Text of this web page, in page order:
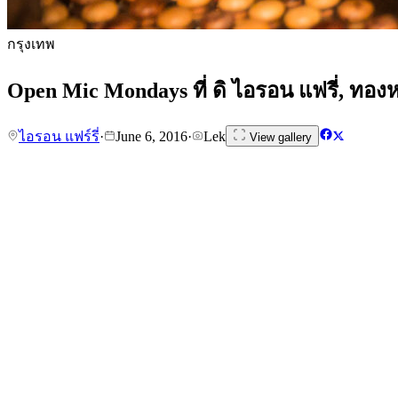
กรุงเทพ
Open Mic Mondays ที่ ดิ ไอรอน แฟรี่, ทอง
ไอรอน แฟร์รี่· June 6, 2016· Lek View gallery